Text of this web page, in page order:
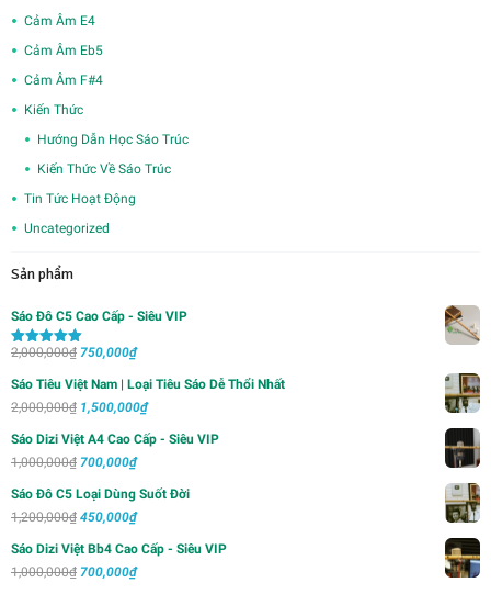
Cảm Âm E4
Cảm Âm Eb5
Cảm Âm F#4
Kiến Thức
Hướng Dẫn Học Sáo Trúc
Kiến Thức Về Sáo Trúc
Tin Tức Hoạt Động
Uncategorized
Sản phẩm
Sáo Đô C5 Cao Cấp - Siêu VIP
Được xếp
sao
2,000,000₫ Giá
là:
2,000,000₫.
750,000₫Giá
là:
750,000₫.
Sáo Tiêu Việt Nam | Loại Tiêu Sáo Dễ Thổi Nhất
2,000,000₫ Giá
2,000,000₫.
1,500,000₫Giá
hiện
tại
1,500,000₫.
Sáo Dizi Việt A4 Cao Cấp - Siêu VIP
1,000,000₫ Giá
1,000,000₫.
700,000₫Giá
hiện
700,000₫.
Sáo Đô C5 Loại Dùng Suốt Đời
1,200,000₫ Giá
1,200,000₫.
450,000₫Giá
hiện
Sáo Dizi Việt Bb4 Cao Cấp - Siêu VIP
1,000,000₫ Giá
700,000₫Giá